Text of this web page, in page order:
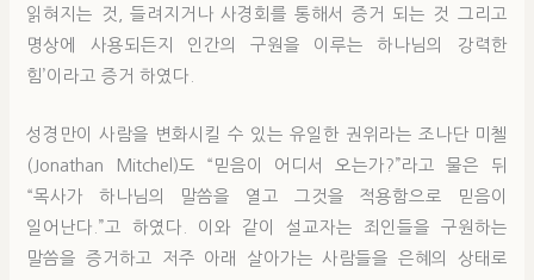
읽혀지는 것, 들려지거나 사경회를 통해서 증거 되는 것 그리고
명상에 사용되든지 인간의 구원을 이루는 하나님의 강력한
힘’이라고 증거 하였다.
성경만이 사람을 변화시킬 수 있는 유일한 권위라는 조나단 미첼
(Jonathan Mitchel)도 “믿음이 어디서 오는가?”라고 물은 뒤
“목사가 하나님의 말씀을 열고 그것을 적용함으로 믿음이
일어난다.”고 하였다. 이와 같이 설교자는 죄인들을 구원하는
말씀을 증거하고 저주 아래 살아가는 사람들을 은혜의 상태로